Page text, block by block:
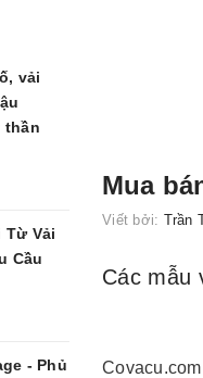
Mua
Viết bởi: Trần
Các mẫu
vải
thần
Từ Vải
Cầu
- Phủ